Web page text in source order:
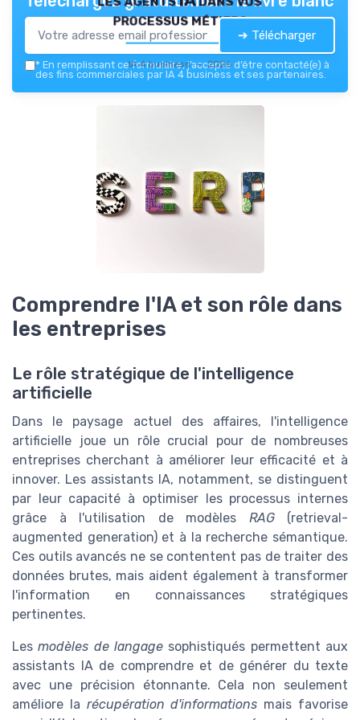
processus métiers
IA 4 business — 2026
➔ Télécharger
* En remplissant ce formulaire, j’accepte d’être contacté(e) à
des fins commerciales par IA 4 business et ses partenaires.
Comprendre l'IA et son rôle dans
les entreprises
Le rôle stratégique de l'intelligence
artificielle
Dans le paysage actuel des affaires, l'intelligence
artificielle joue un rôle crucial pour de nombreuses
entreprises cherchant à améliorer leur efficacité et à
innover. Les assistants IA, notamment, se distinguent
par leur capacité à optimiser les processus internes
grâce à l'utilisation de modèles RAG(retrieval-
augmented generation) et à la recherche sémantique.
Ces outils avancés ne se contentent pas de traiter des
données brutes, mais aident également à transformer
l'information en connaissances stratégiques
pertinentes.
Lesmodèles de langage sophistiqués permettent aux
assistants IA de comprendre et de générer du texte
avec une précision étonnante. Cela non seulement
améliore la récupération d'informations mais favorise